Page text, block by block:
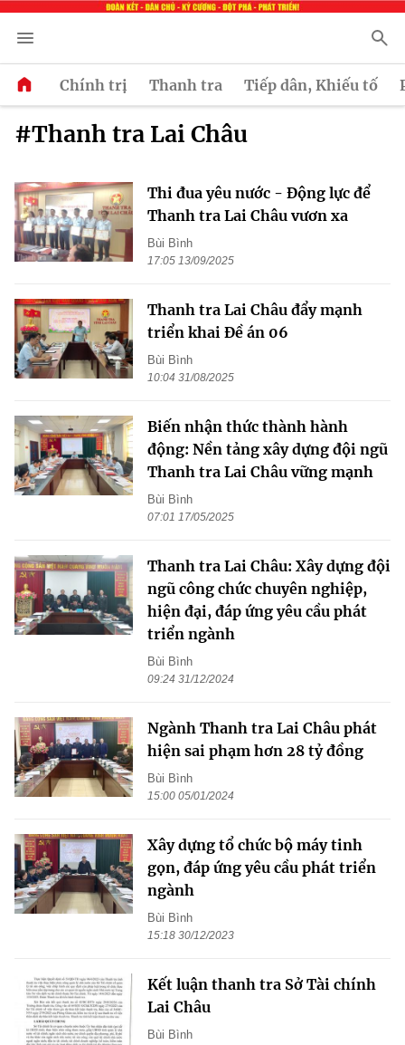
Chính trị Thanh tra Tiếp dân, Khiếu tố
#Thanh tra Lai Châu
Thi đua yêu nước - Động lực để
Thanh tra Lai Châu vươn xa
Bùi Bình
17:05 13/09/2025
Thanh tra Lai Châu đẩy mạnh
triển khai Đề án 06
Bùi Bình
10:04 31/08/2025
Biến nhận thức thành hành
động: Nền tảng xây dựng đội ngũ
Thanh tra Lai Châu vững mạnh
Bùi Bình
07:01 17/05/2025
Thanh tra Lai Châu: Xây dựng đội
ngũ công chức chuyên nghiệp,
hiện đại, đáp ứng yêu cầu phát
triển ngành
Bùi Bình
09:24 31/12/2024
Ngành Thanh tra Lai Châu phát
hiện sai phạm hơn 28 tỷ đồng
Bùi Bình
15:00 05/01/2024
Xây dựng tổ chức bộ máy tinh
gọn, đáp ứng yêu cầu phát triển
ngành
Bùi Bình
15:18 30/12/2023
Kết luận thanh tra Sở Tài chính
Lai Châu
Bùi Bình